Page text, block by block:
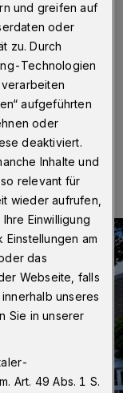
2025) um
Markts
auf, die an die
und greifen auf
oder
zu. Durch
Technologien
aufgeführten
oder
deaktiviert.
Inhalte und
relevant für
wieder aufrufen,
Einwilligung
am
das
Webseite, falls
unseres
Sie in unserer
Art. 49 Abs. 1 S.